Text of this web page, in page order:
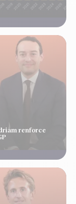
renforce